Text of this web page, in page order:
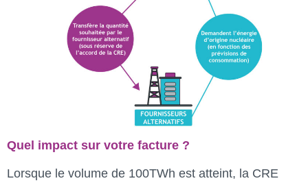
Quel impact sur votre facture ?
Lorsque le volume de 100TWh est atteint, la CRE